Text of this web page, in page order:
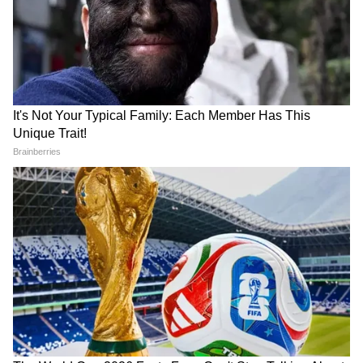
ডিজাইন!
উপায়
Cucumber: বাড়িতেই শসা চাষ
করে ভাল ফলন পাওয়ার সহজ
উপায়
Soaked Walnuts: ভিজিয়ে খান
আখরোট? তাহলে এই
বিষয়গুলো জেনে রাখা দরকার
LATEST VIDEOS
Samik Bhattacharya: কাশ্মীর মাঙ্গে
আজাদি স্লোগান তুললে একটাও মার বাইরে
পরবে না, Gen Zকে সতর্ক শমীকের